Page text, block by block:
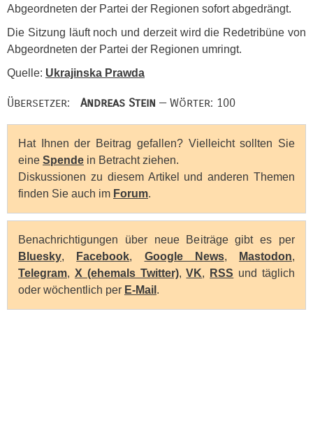
Abgeordneten der Partei der Regionen sofort abgedrängt.
Die Sitzung läuft noch und derzeit wird die Redetribüne von
Abgeordneten der Partei der Regionen umringt.
Quelle: Ukrajinska Prawda
Übersetzer: Andreas Stein — Wörter: 100
Hat Ihnen der Beitrag gefallen? Vielleicht sollten Sie
eine Spende in Betracht ziehen.
Diskussionen zu diesem Artikel und anderen Themen
finden Sie auch im Forum.
Benachrichtigungen über neue Beiträge gibt es per
Bluesky, Facebook, Google News, Mastodon,
Telegram, X (ehemals Twitter),VK, RSS und täglich
oder wöchentlich per E-Mail .